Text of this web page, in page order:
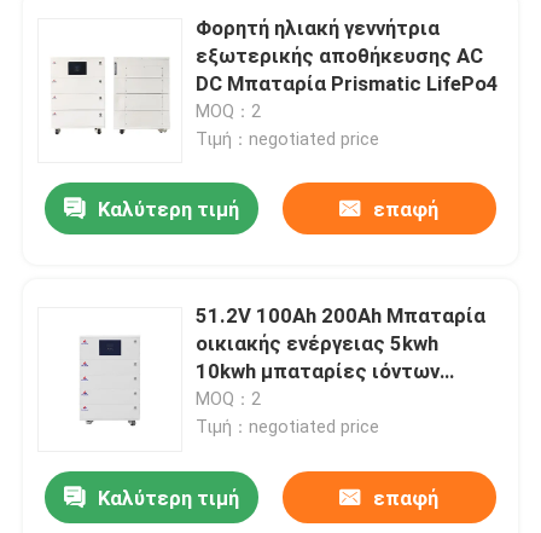
Αφήστε ένα μήνυμα
Φορητή ηλιακή γεννήτρια
εξωτερικής αποθήκευσης AC
DC Μπαταρία Prismatic LifePo4
MOQ：2
Τιμή：negotiated price
Καλύτερη τιμή επαφή
51.2V 100Ah 200Ah Μπαταρία
οικιακής ενέργειας 5kwh
10kwh μπαταρίες ιόντων
λιθίου
MOQ：2
Τιμή：negotiated price
Καλύτερη τιμή επαφή